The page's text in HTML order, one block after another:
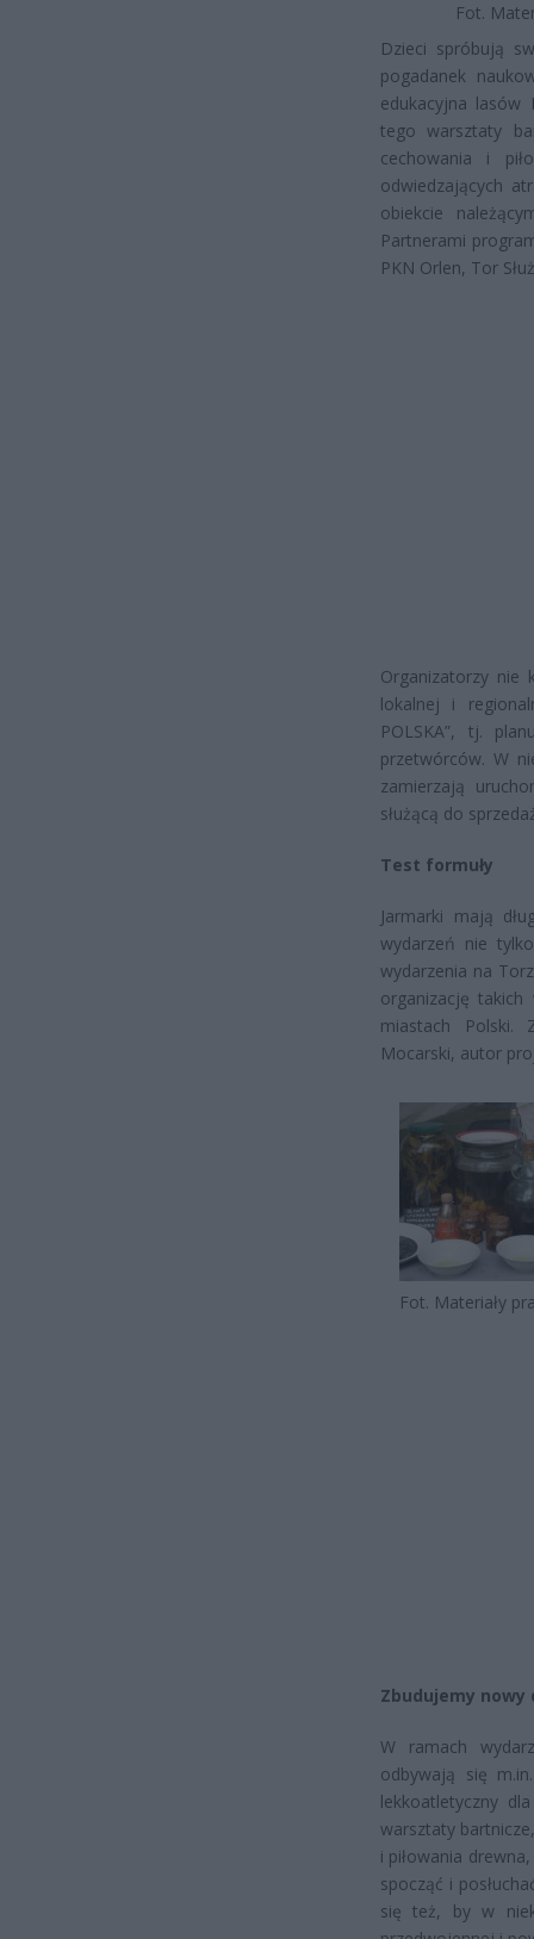
Fot.
Dzieci spróbują
pogadanek
edukacyjna lasów
tego warsztaty
cechowania i
odwiedzających
obiekcie
Partnerami
PKN Orlen, Tor
Organizatorzy nie
lokalnej i
POLSKA”, tj.
przetwórców. W
zamierzają
służącą do
Test formuły
Jarmarki mają
wydarzeń nie
wydarzenia na
organizację
miastach Polski.
Mocarski, autor
Fot. Materiały
Zbudujemy nowy
W ramach
odbywają się
lekkoatletyczny
warsztaty
i piłowania
spocząć i
się też, by w